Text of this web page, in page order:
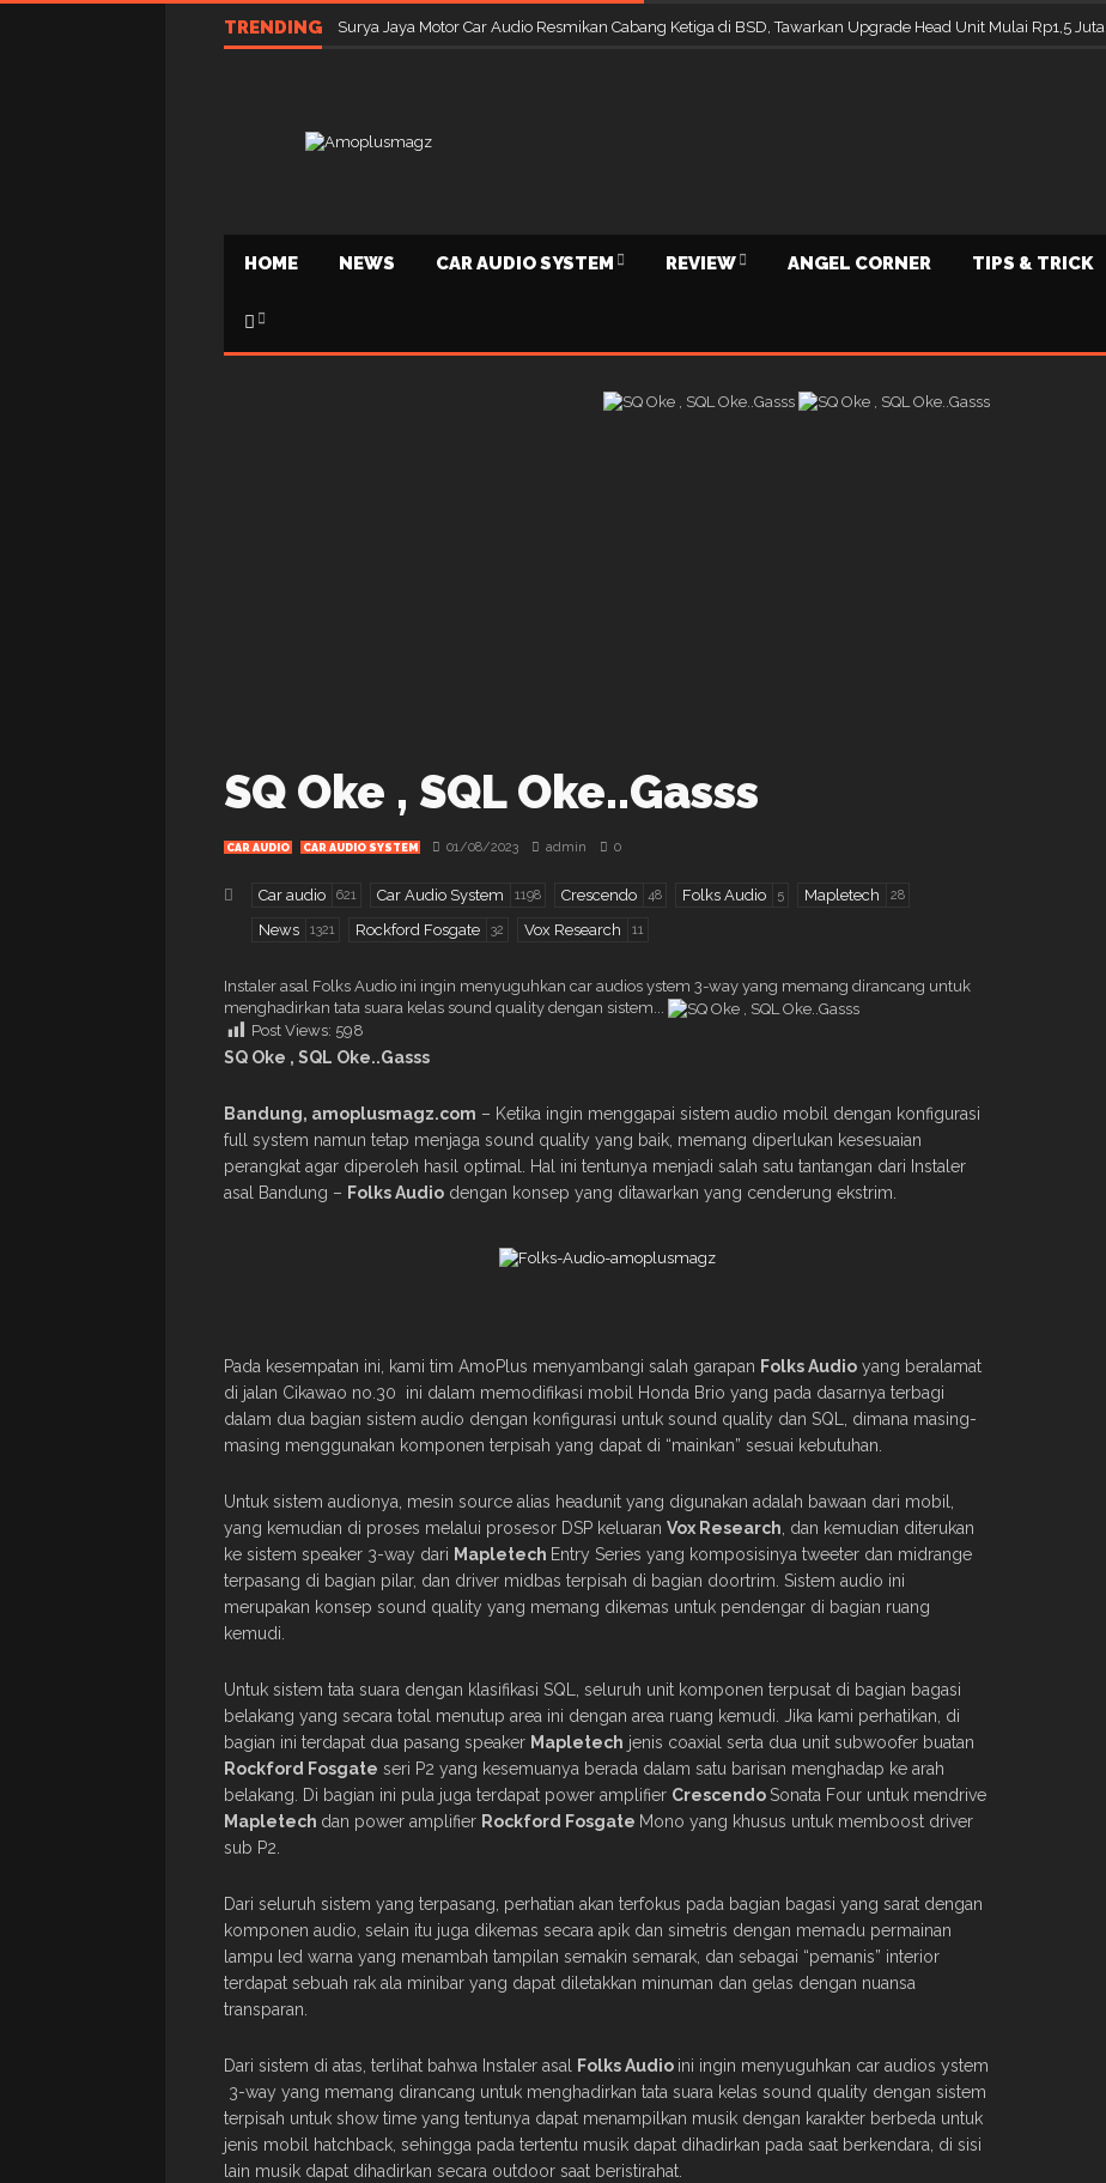
TRENDING Surya Jaya Motor Car Audio Resmikan Cabang Ketiga di BSD, Tawarkan Upgrade Head Unit Mulai Rp1,5 Juta
HOME NEWS CAR AUDIO SYSTEM REVIEW ANGEL CORNER TIPS & TRICK
SQ Oke , SQL Oke..Gasss
CAR AUDIO CAR AUDIO SYSTEM 01/08/2023 admin 0
Car audio 621 Car Audio System 1198 Crescendo 48 Folks Audio 5 Mapletech 28
News 1321 Rockford Fosgate 32 Vox Research 11
Instaler asal Folks Audio ini ingin menyuguhkan car audios ystem 3-way yang memang dirancang untuk
menghadirkan tata suara kelas sound quality dengan sistem...
Post Views: 598
SQ Oke , SQL Oke..Gasss
Bandung, amoplusmagz.com – Ketika ingin menggapai sistem audio mobil dengan konfigurasi
full system namun tetap menjaga sound quality yang baik, memang diperlukan kesesuaian
perangkat agar diperoleh hasil optimal. Hal ini tentunya menjadi salah satu tantangan dari Instaler
asal Bandung – Folks Audio dengan konsep yang ditawarkan yang cenderung ekstrim.
Pada kesempatan ini, kami tim AmoPlus menyambangi salah garapan Folks Audio yang beralamat
di jalan Cikawao no.30 ini dalam memodifikasi mobil Honda Brio yang pada dasarnya terbagi
dalam dua bagian sistem audio dengan konfigurasi untuk sound quality dan SQL, dimana masing-
masing menggunakan komponen terpisah yang dapat di “mainkan” sesuai kebutuhan.
Untuk sistem audionya, mesin source alias headunit yang digunakan adalah bawaan dari mobil,
yang kemudian di proses melalui prosesor DSP keluaran Vox Research , dan kemudian diterukan
ke sistem speaker 3-way dari Mapletech Entry Series yang komposisinya tweeter dan midrange
terpasang di bagian pilar, dan driver midbas terpisah di bagian doortrim. Sistem audio ini
merupakan konsep sound quality yang memang dikemas untuk pendengar di bagian ruang
kemudi.
Untuk sistem tata suara dengan klasifikasi SQL, seluruh unit komponen terpusat di bagian bagasi
belakang yang secara total menutup area ini dengan area ruang kemudi. Jika kami perhatikan, di
bagian ini terdapat dua pasang speaker Mapletech jenis coaxial serta dua unit subwoofer buatan
Rockford Fosgate seri P2 yang kesemuanya berada dalam satu barisan menghadap ke arah
belakang. Di bagian ini pula juga terdapat power amplifier Crescendo Sonata Four untuk mendrive
Mapletech dan power amplifier Rockford Fosgate Mono yang khusus untuk memboost driver
sub P2.
Dari seluruh sistem yang terpasang, perhatian akan terfokus pada bagian bagasi yang sarat dengan
komponen audio, selain itu juga dikemas secara apik dan simetris dengan memadu permainan
lampu led warna yang menambah tampilan semakin semarak, dan sebagai “pemanis” interior
terdapat sebuah rak ala minibar yang dapat diletakkan minuman dan gelas dengan nuansa
transparan.
Dari sistem di atas, terlihat bahwa Instaler asal Folks Audio ini ingin menyuguhkan car audios ystem
3-way yang memang dirancang untuk menghadirkan tata suara kelas sound quality dengan sistem
terpisah untuk show time yang tentunya dapat menampilkan musik dengan karakter berbeda untuk
jenis mobil hatchback, sehingga pada tertentu musik dapat dihadirkan pada saat berkendara, di sisi
lain musik dapat dihadirkan secara outdoor saat beristirahat.